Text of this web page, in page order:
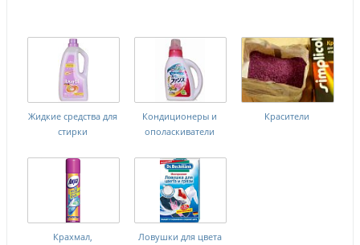
Жидкие средства для
стирки
Кондиционеры и
ополаскиватели
Красители
Крахмал,
Ловушки для цвета